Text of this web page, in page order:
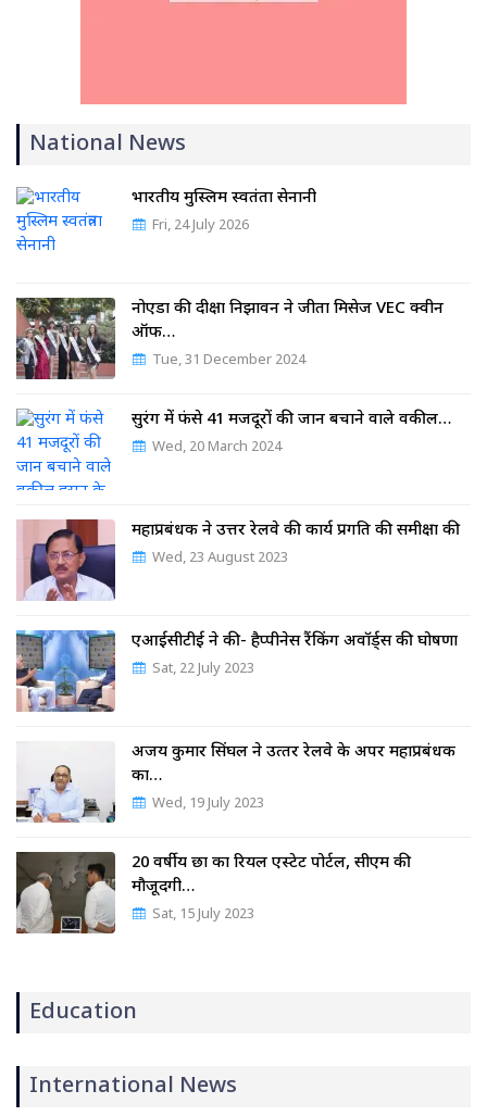
National News
भारतीय मुस्लिम स्वतंत्रता सेनानी
Fri, 24 July 2026
नोएडा की दीक्षा निझावन ने जीता मिसेज VEC क्वीन
ऑफ…
Tue, 31 December 2024
सुरंग में फंसे 41 मजदूरों की जान बचाने वाले वकील…
Wed, 20 March 2024
महाप्रबंधक ने उत्तर रेलवे की कार्य प्रगति की समीक्षा की
Wed, 23 August 2023
एआईसीटीई ने की- हैप्पीनेस रैंकिंग अवॉर्ड्स की घोषणा
Sat, 22 July 2023
अजय कुमार सिंघल ने उत्‍तर रेलवे के अपर महाप्रबंधक
का…
Wed, 19 July 2023
20 वर्षीय छात्र का रियल एस्टेट पोर्टल, सीएम की
मौजूदगी…
Sat, 15 July 2023
Education
International News